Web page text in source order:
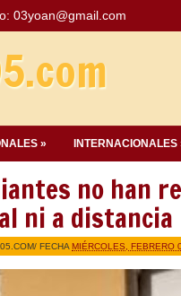
03yoan@gmail.com
» INTERNACIONALES
no han
ni a distancia
/ FECHA MIÉRCOLES, FEBRERO